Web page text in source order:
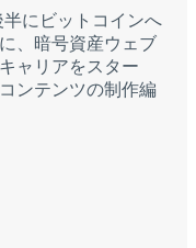
半にビットコインへ
、暗号資産ウェブ
ャリアをスター
ンテンツの制作編